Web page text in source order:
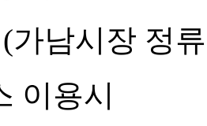
가남시장 정
이용시